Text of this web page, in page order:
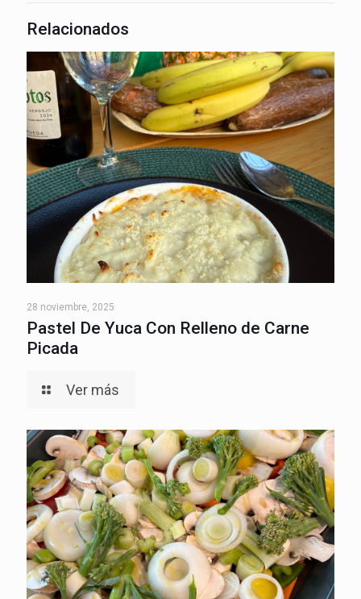
Relacionados
28 noviembre, 2025
Pastel De Yuca Con Relleno de Carne
Picada
Ver más